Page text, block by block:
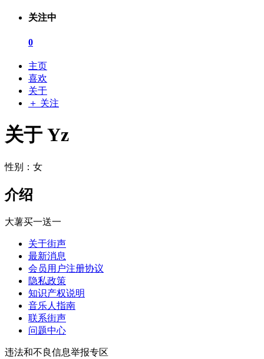
关注中
0
主页
喜欢
关于
＋ 关注
关于 Yz
性别：女
介绍
大薯买一送一
关于街声
最新消息
会员用户注册协议
隐私政策
知识产权说明
音乐人指南
联系街声
问题中心
违法和不良信息举报专区